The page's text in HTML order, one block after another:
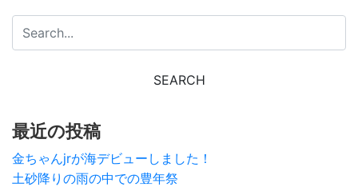
最近の投稿
金ちゃんjrが海デビューしました！
土砂降りの雨の中での豊年祭